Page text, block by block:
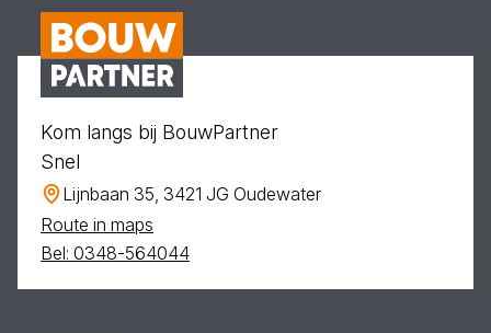
Kom langs bij BouwPartner
Snel
Lijnbaan 35, 3421 JG Oudewater
Route in maps
Bel: 0348-564044